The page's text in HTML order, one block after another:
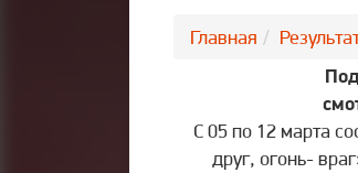
Главная
С 05 по 12 марта
друг, огонь-